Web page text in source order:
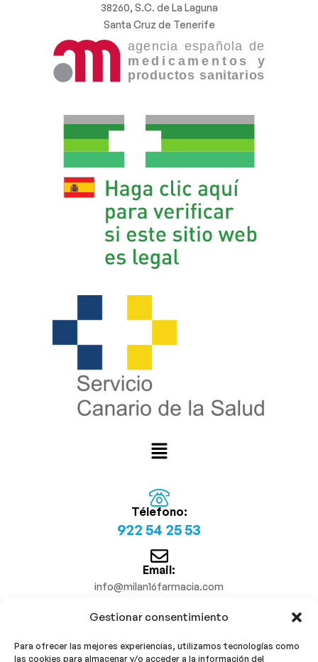
Gestionar consentimiento
Para ofrecer las mejores experiencias, utilizamos tecnologías como
las cookies para almacenar y/o acceder a la información del
38260, S.C. de La Laguna
Santa Cruz de Tenerife
Télefono:
922 54 25 53
Email:
info@milan16farmacia.com
¡Síguenos!